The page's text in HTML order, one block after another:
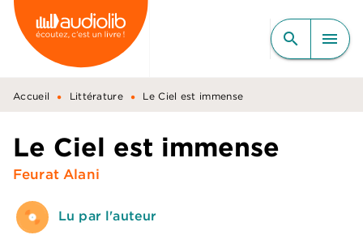
MENU RECHERCHE
CONTENU
PIED DE PAGE
search menu
Accueil • Littérature • Le Ciel est immense
Le Ciel est immense
Feurat Alani
Lu par l'auteur